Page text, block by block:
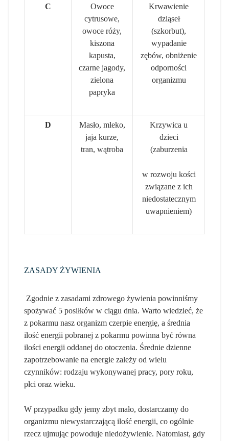
C
Owoce
cytrusowe,
owoce róży,
kiszona
kapusta,
czarne jagody,
zielona
papryka
Krwawienie
dziąseł
(szkorbut),
wypadanie
zębów, obniżenie
odporności
organizmu
D
Masło, mleko,
jaja kurze,
tran, wątroba
Krzywica u
dzieci
(zaburzenia
w rozwoju kości
związane z ich
niedostatecznym
uwapnieniem)
ZASADY ŻYWIENIA
Zgodnie z zasadami zdrowego żywienia powinniśmy
spożywać 5 posiłków w ciągu dnia. Warto wiedzieć, że
z pokarmu nasz organizm czerpie energię, a średnia
ilość energii pobranej z pokarmu powinna być równa
ilości energii oddanej do otoczenia. Średnie dzienne
zapotrzebowanie na energie zależy od wielu
czynników: rodzaju wykonywanej pracy, pory roku,
płci oraz wieku.
W przypadku gdy jemy zbyt mało, dostarczamy do
organizmu niewystarczającą ilość energii, co ogólnie
rzecz ujmując powoduje niedożywienie. Natomiast, gdy